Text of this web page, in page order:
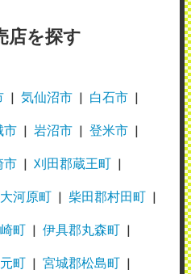
店を探す
気仙沼市 白石市
市 岩沼市 登米市
市 刈田郡蔵王町
河原町 柴田郡村田町
町 伊具郡丸森町
町 宮城郡松島町